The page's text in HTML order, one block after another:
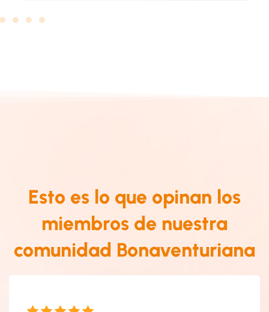
Esto es lo que opinan los
miembros de nuestra
comunidad Bonaventuriana